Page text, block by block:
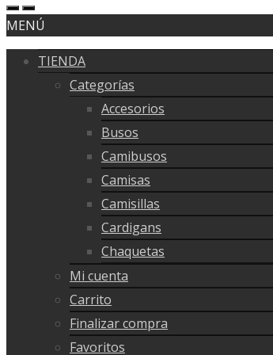
MENÚ
TIENDA
Categorías
Accesorios
Busos
Camibusos
Camisas
Camisillas
Cardigans
Chaquetas
Mi cuenta
Carrito
Finalizar compra
Favoritos